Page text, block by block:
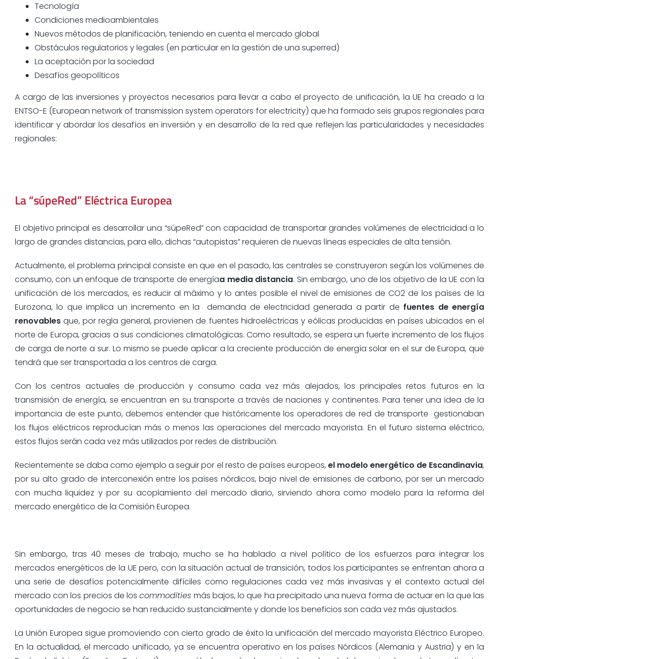
Tecnología
Condiciones medioambientales
Nuevos métodos de planificación, teniendo en cuenta el mercado global
Obstáculos regulatorios y legales (en particular en la gestión de una superred)
La aceptación por la sociedad
Desafíos geopolíticos
A cargo de las inversiones y proyectos necesarios para llevar a cabo el proyecto de unificación, la UE ha creado a la
ENTSO-E (European network of transmission system operators for electricity) que ha formado seis grupos regionales para
identificar y abordar los desafíos en inversión y en desarrollo de la red que reflejen las particularidades y necesidades
regionales:
La “súpeRed” Eléctrica Europea
El objetivo principal es desarrollar una “súpeRed” con capacidad de transportar grandes volúmenes de electricidad a lo
largo de grandes distancias, para ello, dichas “autopistas” requieren de nuevas líneas especiales de alta tensión.
Actualmente, el problema principal consiste en que en el pasado, las centrales se construyeron según los volúmenes de
consumo, con un enfoque de transporte de energíaa media distancia. Sin embargo, uno de los objetivo de la UE con la
unificación de los mercados, es reducir al máximo y lo antes posible el nivel de emisiones de CO2 de los países de la
Eurozona, lo que implica un incremento en la demanda de electricidad generada a partir de fuentes de energía
renovablesque, por regla general, provienen de fuentes hidroeléctricas y eólicas producidas en países ubicados en el
norte de Europa, gracias a sus condiciones climatológicas. Como resultado, se espera un fuerte incremento de los flujos
de carga de norte a sur. Lo mismo se puede aplicar a la creciente producción de energía solar en el sur de Europa, que
tendrá que ser transportada a los centros de carga.
Con los centros actuales de producción y consumo cada vez más alejados, los principales retos futuros en la
transmisión de energía, se encuentran en su transporte a través de naciones y continentes. Para tener una idea de la
importancia de este punto, debemos entender que históricamente los operadores de red de transporte gestionaban
los flujos eléctricos reproducían más o menos las operaciones del mercado mayorista. En el futuro sistema eléctrico,
estos flujos serán cada vez más utilizados por redes de distribución.
Recientemente se daba como ejemplo a seguir por el resto de países europeos, el modelo energético de Escandinavia,
por su alto grado de interconexión entre los países nórdicos, bajo nivel de emisiones de carbono, por ser un mercado
con mucha liquidez y por su acoplamiento del mercado diario, sirviendo ahora como modelo para la reforma del
mercado energético de la Comisión Europea.
Sin embargo, tras 40 meses de trabajo, mucho se ha hablado a nivel político de los esfuerzos para integrar los
mercados energéticos de la UE pero, con la situación actual de transición, todos los participantes se enfrentan ahora a
una serie de desafíos potencialmente difíciles como regulaciones cada vez más invasivas y el contexto actual del
mercado con los precios de loscommodities más bajos, lo que ha precipitado una nueva forma de actuar en la que las
oportunidades de negocio se han reducido sustancialmente y donde los beneficios son cada vez más ajustados.
La Unión Europea sigue promoviendo con cierto grado de éxito la unificación del mercado mayorista Eléctrico Europeo.
En la actualidad, el mercado unificado, ya se encuentra operativo en los países Nórdicos (Alemania y Austria) y en la